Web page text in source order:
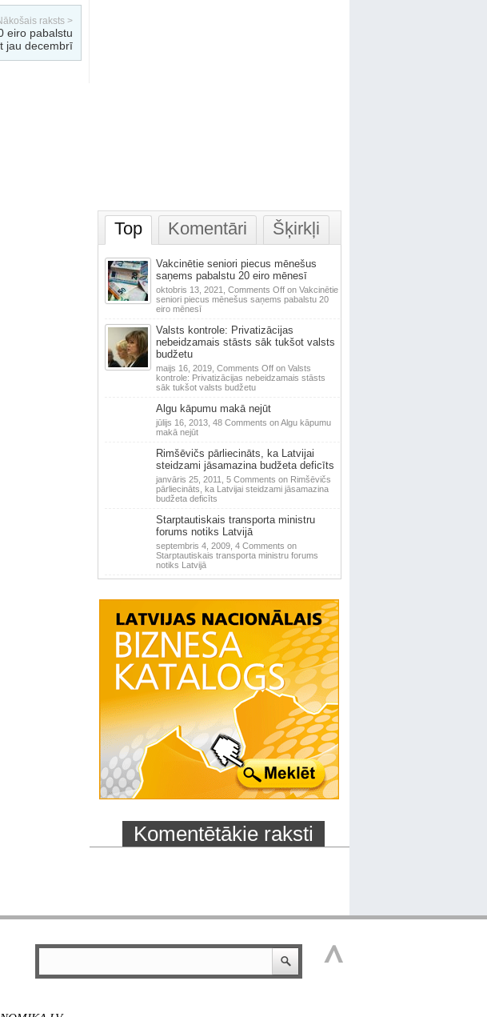
raksts >
eiro pabalstu
jau decembrī
Top Komentāri Šķirkļi
Vakcinētie seniori piecus mēnešus
saņems pabalstu 20 eiro mēnesī
oktobris 13, 2021, Comments Offon Vakcinētie
seniori piecus mēnešus saņems pabalstu 20
eiro mēnesī
Valsts kontrole: Privatizācijas
nebeidzamais stāsts sāk tukšot valsts
budžetu
maijs 16, 2019, Comments Offon Valsts
kontrole: Privatizācijas nebeidzamais stāsts
sāk tukšot valsts budžetu
Algu kāpumu makā nejūt
jūlijs 16, 2013, 48 Comments on Algu kāpumu
makā nejūt
Rimšēvičs pārliecināts, ka Latvijai
steidzami jāsamazina budžeta deficīts
janvāris 25, 2011, 5 Comments on Rimšēvičs
pārliecināts, ka Latvijai steidzami jāsamazina
budžeta deficīts
Starptautiskais transporta ministru
forums notiks Latvijā
septembris 4, 2009, 4 Comments on
Starptautiskais transporta ministru forums
notiks Latvijā
Komentētākie raksti